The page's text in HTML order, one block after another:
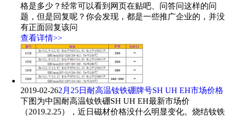
格是多少？经常可以看到网页在贴吧、问答问这样的问
题，但是回复呢？你会发现，都是一些推广企业的，并没
有正面回复该问
查看详情>>
2019-02-262月25日耐高温钕铁硼牌号SH UH EH市场价格
下图为中国耐高温钕铁硼SH UH EH最新市场价
（2019.2.25），近日磁材价格没什么明显变化。烧结钕铁